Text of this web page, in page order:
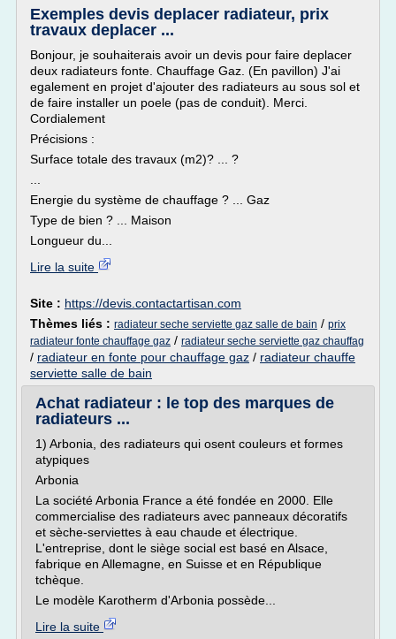
Exemples devis deplacer radiateur, prix
travaux deplacer ...
Bonjour, je souhaiterais avoir un devis pour faire deplacer
deux radiateurs fonte. Chauffage Gaz. (En pavillon) J'ai
egalement en projet d'ajouter des radiateurs au sous sol et
de faire installer un poele (pas de conduit). Merci.
Cordialement
Précisions :
Surface totale des travaux (m2)? ... ?
Energie du système de chauffage ? ... Gaz
Type de bien ? ... Maison
Longueur du...
Lire la suite
Site : https://devis.contactartisan.com
Thèmes liés : radiateur seche serviette gaz salle de bain / prix
radiateur fonte chauffage gaz / radiateur seche serviette gaz chauffag
/ radiateur en fonte pour chauffage gaz / radiateur chauffe
serviette salle de bain
Achat radiateur : le top des marques de
radiateurs ...
1) Arbonia, des radiateurs qui osent couleurs et formes
atypiques
Arbonia
La société Arbonia France a été fondée en 2000. Elle
commercialise des radiateurs avec panneaux décoratifs
et sèche-serviettes à eau chaude et électrique.
L'entreprise, dont le siège social est basé en Alsace,
fabrique en Allemagne, en Suisse et en République
tchèque.
Le modèle Karotherm d'Arbonia possède...
Lire la suite